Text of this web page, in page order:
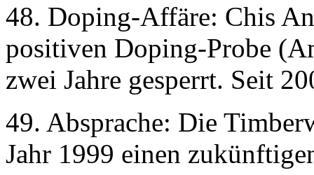
48. Doping-Affäre: Chis
positiven Doping-Probe
zwei Jahre gesperrt. Seit
49. Absprache: Die
Jahr 1999 einen